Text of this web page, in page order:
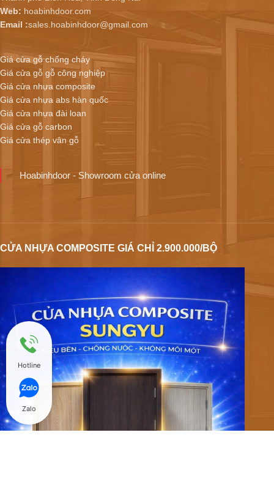
Web: hoabinhdoor.com
Email :sales.hoabinhdoor@gmail.com
Giá cửa gỗ chống cháy
Giá cửa gỗ gỗ công nghiệp
Giá cửa nhựa composite
Giá cửa nhựa abs hàn quốc
Giá cửa nhựa đài loan
Giá cửa gỗ carbon
Giá cửa thép vân gỗ
Hoabinhdoor - Showroom cửa online
CỬA NHỰA COMPOSITE GIÁ CHỈ 2.900.000/BỘ
Hotline
Zalo